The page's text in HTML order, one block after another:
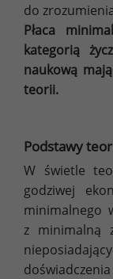
do
Płaca
kategorią
naukową
teorii.
Podstawy
W świetle
godziwej
minimalnego
z minimalną